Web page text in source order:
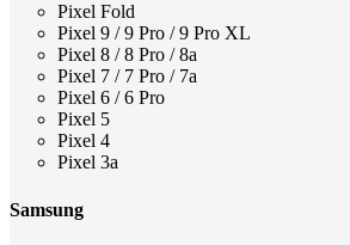
Pixel Fold
Pixel 9 / 9 Pro / 9 Pro XL
Pixel 8 / 8 Pro / 8a
Pixel 7 / 7 Pro / 7a
Pixel 6 / 6 Pro
Pixel 5
Pixel 4
Pixel 3a
Samsung